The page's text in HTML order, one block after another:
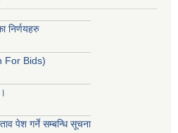
निर्णयहरु
For Bids)
पेश गर्ने सम्बन्धि सूचना